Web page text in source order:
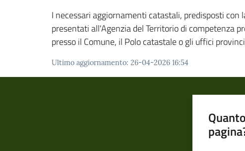
I necessari aggiornamenti catastali, predisposti
presentati all'Agenzia del Territorio di competenza
presso il Comune, il Polo catastale o gli uffici
Ultimo aggiornamento: 26-04-2026 16:54